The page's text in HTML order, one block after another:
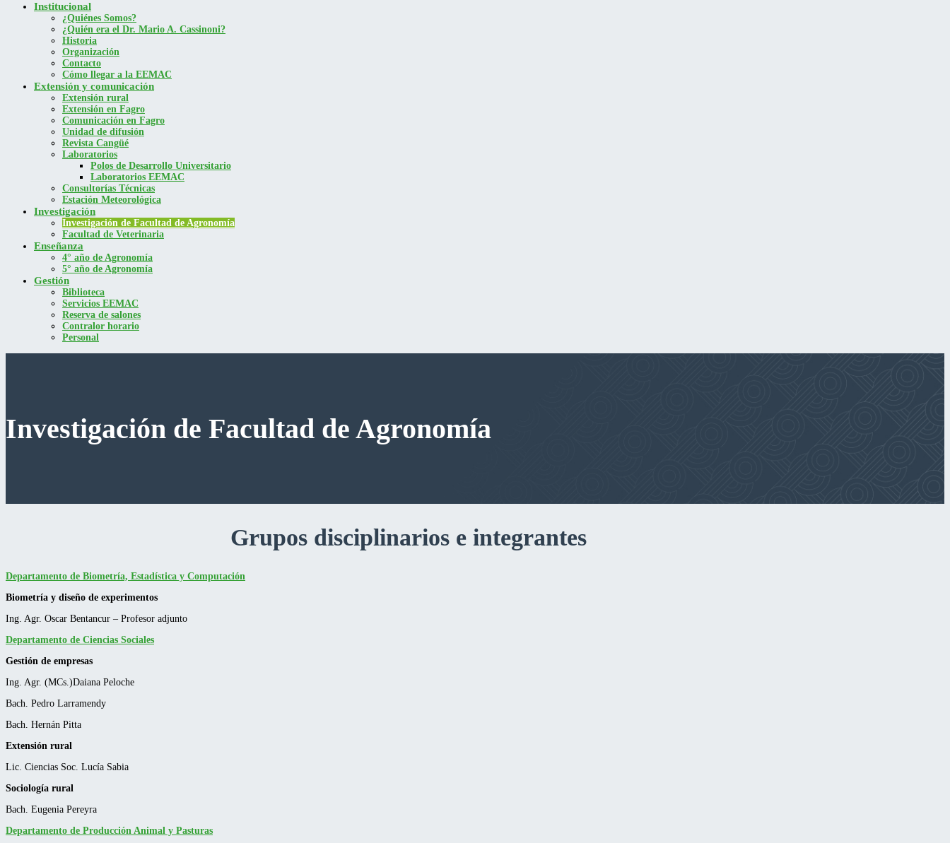
Institucional
¿Quiénes Somos?
¿Quién era el Dr. Mario A. Cassinoni?
Historia
Organización
Contacto
Cómo llegar a la EEMAC
Extensión y comunicación
Extensión rural
Extensión en Fagro
Comunicación en Fagro
Unidad de difusión
Revista Cangüé
Laboratorios
Polos de Desarrollo Universitario
Laboratorios EEMAC
Consultorías Técnicas
Estación Meteorológica
Investigación
Investigación de Facultad de Agronomía
Facultad de Veterinaria
Enseñanza
4° año de Agronomía
5° año de Agronomía
Gestión
Biblioteca
Servicios EEMAC
Reserva de salones
Contralor horario
Personal
Investigación de Facultad de Agronomía
Grupos disciplinarios e integrantes
Departamento de Biometría, Estadística y Computación
Biometría y diseño de experimentos
Ing. Agr. Oscar Bentancur – Profesor adjunto
Departamento de Ciencias Sociales
Gestión de empresas
Ing. Agr. (MCs.)Daiana Peloche
Bach. Pedro Larramendy
Bach. Hernán Pitta
Extensión rural
Lic. Ciencias Soc. Lucía Sabia
Sociología rural
Bach. Eugenia Pereyra
Departamento de Producción Animal y Pasturas